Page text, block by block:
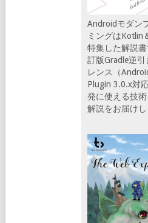
Androidモダン
ミングはKotlin
特集した解説
訂版Gradle逆引
レンス（
Plugin 3.0.x対
発に使える技
解説をお届け